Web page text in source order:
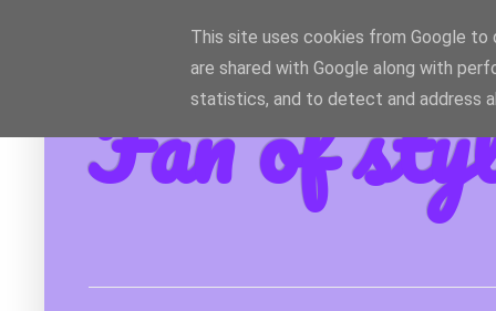
Fan of
This site uses cookies from Google to
are shared with Google along with
statistics, and to detect and address